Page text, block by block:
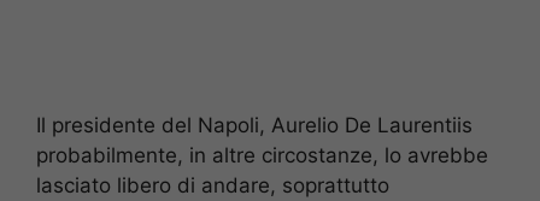
Il presidente del Napoli, Aurelio De Laurentiis
probabilmente, in altre circostanze, lo avrebbe
lasciato libero di andare, soprattutto